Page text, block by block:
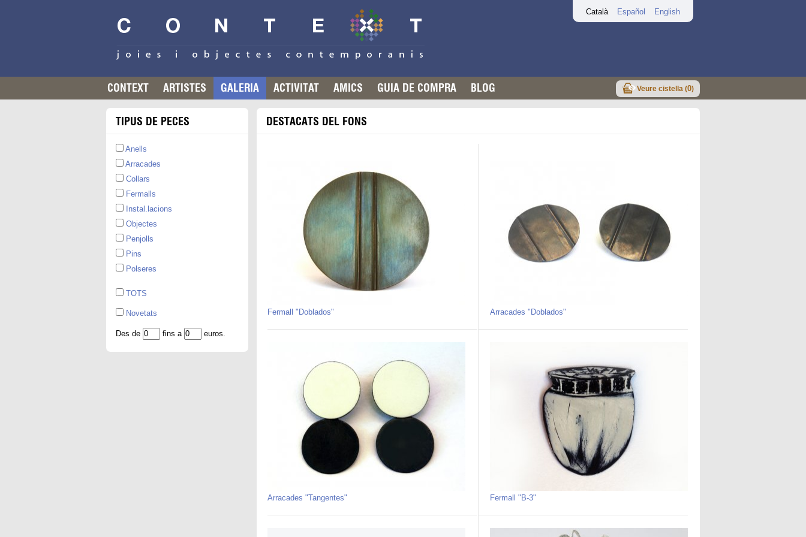
Català Español English
CONTEXT ARTISTES GALERIA ACTIVITAT AMICS GUIA DE COMPRA BLOG Veure cistella (0)
TIPUS DE PECES
Anells
Arracades
Collars
Fermalls
Instal.lacions
Objectes
Penjolls
Pins
Polseres
TOTS
Novetats
Des de fins a euros.
DESTACATS DEL FONS
Fermall "Doblados" Arracades "Doblados"
Arracades "Tangentes" Fermall "B-3"